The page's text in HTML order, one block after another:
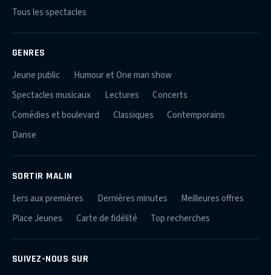
Tous les spectacles
GENRES
Jeune public
Humour et One man show
Spectacles musicaux
Lectures
Concerts
Comédies et boulevard
Classiques
Contemporains
Danse
SORTIR MALIN
1ers aux premières Dernières minutes
Meilleures offres
Place Jeunes
Carte de fidélité Top recherches
SUIVEZ-NOUS SUR